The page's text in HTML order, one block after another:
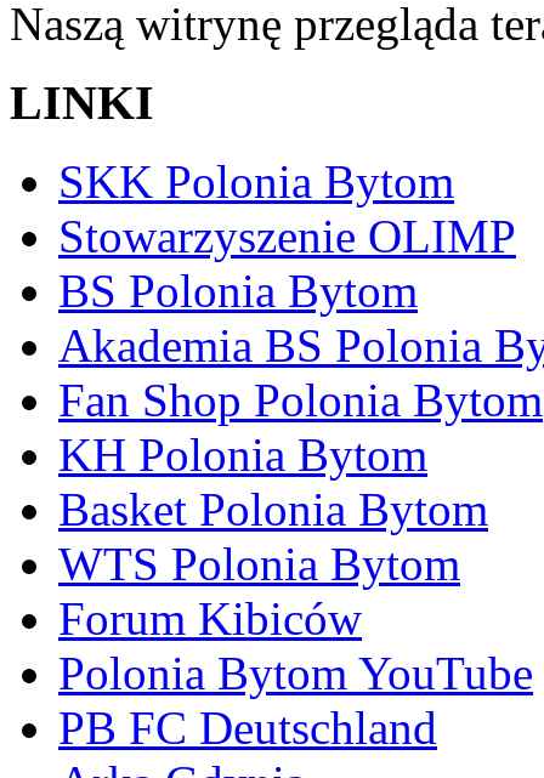
Naszą witrynę przegląda
LINKI
SKK Polonia Bytom
Stowarzyszenie OLIMP
BS Polonia Bytom
Akademia BS Polonia
Fan Shop Polonia Bytom
KH Polonia Bytom
Basket Polonia Bytom
WTS Polonia Bytom
Forum Kibiców
Polonia Bytom YouTube
PB FC Deutschland